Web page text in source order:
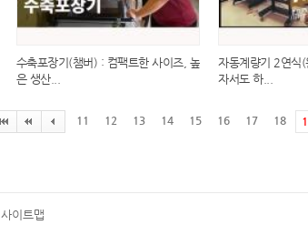
수축포장기(챔버) : 컴팩트한 사이즈, 높
은 생산...
자동계량기 2연식
자서도 하...
11 12 13 14 15 16 17 18
사이트맵